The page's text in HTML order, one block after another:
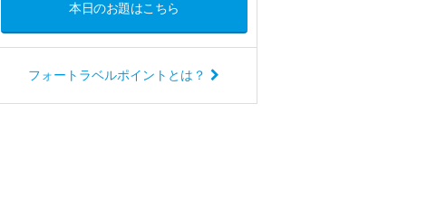
本日のお題はこちら
フォートラベルポイントとは？